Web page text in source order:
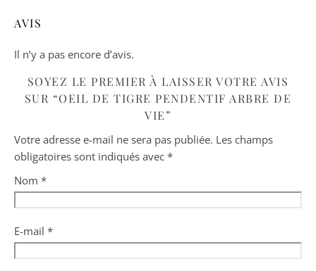
AVIS
Il n’y a pas encore d’avis.
SOYEZ LE PREMIER À LAISSER VOTRE AVIS
SUR “OEIL DE TIGRE PENDENTIF ARBRE DE
VIE”
Votre adresse e-mail ne sera pas publiée. Les champs
obligatoires sont indiqués avec *
Nom *
E-mail *